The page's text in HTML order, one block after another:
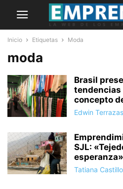
Inicio Etiquetas Moda
moda
Brasil
tendencias
concepto
Edwin
SJL:
esperanza»
Tatiana